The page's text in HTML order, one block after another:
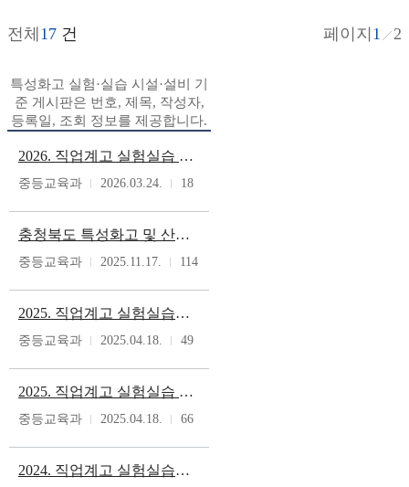
전체 17 건 페이지 1 2
특성화고 실험·실습 시설·설비 기
준 게시판은 번호, 제목, 작성자,
등록일, 조회 정보를 제공합니다.
2026. 직업계고 실험실습 여건개선 기자재 수리비 지원 계획
중등교육과 2026.03.24. 18
충청북도 특성화고 및 산업수요 맞춤형고의 실험·실습 시설·설비 기준 개정 고시(충청북도교육청 고시 제2025-9호)
중등교육과 2025.11.17. 114
2025. 직업계고 실험실습실 안전보건관리비 교부 계획
중등교육과 2025.04.18. 49
2025. 직업계고 실험실습 여건개선 기자재 수리비 지원 계획
중등교육과 2025.04.18. 66
2024. 직업계고 실험실습실 안전보건관리비 교부 계획